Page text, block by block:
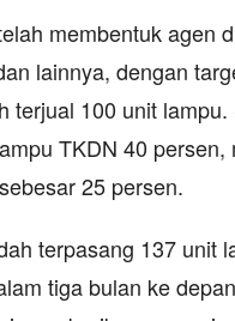
membentuk agen
lainnya, dengan
terjual 100 unit
TKDN 40 persen,
25 persen.
terpasang 137 unit
tiga bulan ke